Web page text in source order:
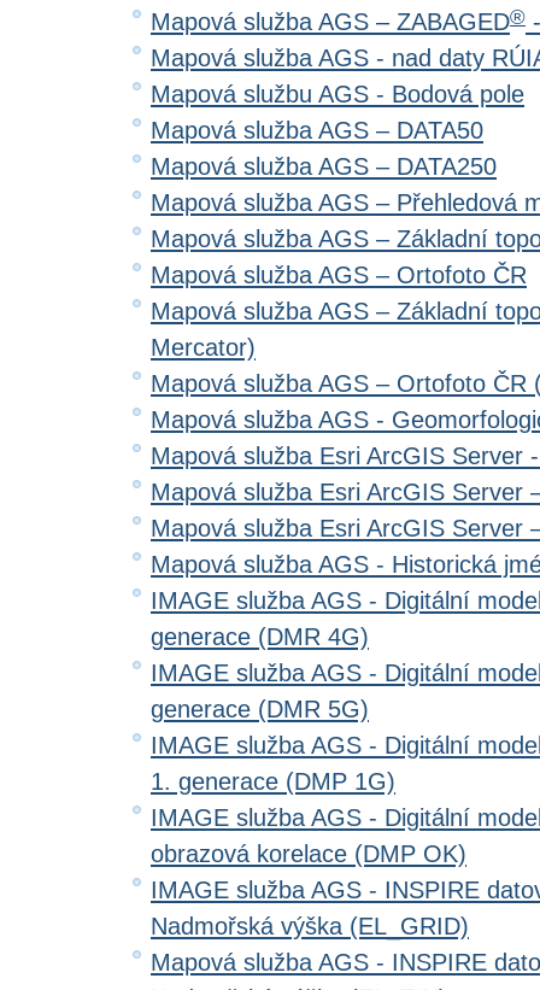
Mapová služba AGS – ZABAGED®
Mapová služba AGS - nad daty
Mapová službu AGS - Bodová pole
Mapová služba AGS – DATA50
Mapová služba AGS – DATA250
Mapová služba AGS – Přehledová
Mapová služba AGS – Základní
Mapová služba AGS – Ortofoto ČR
Mapová služba AGS – Základní
Mercator)
Mapová služba AGS – Ortofoto ČR
Mapová služba AGS -
Mapová služba Esri ArcGIS Server
Mapová služba Esri ArcGIS Server
Mapová služba Esri ArcGIS Server
Mapová služba AGS - Historická
IMAGE služba AGS - Digitální
generace (DMR 4G)
IMAGE služba AGS - Digitální
generace (DMR 5G)
IMAGE služba AGS - Digitální
1. generace (DMP 1G)
IMAGE služba AGS - Digitální
obrazová korelace (DMP OK)
IMAGE služba AGS - INSPIRE
Nadmořská výška (EL_GRID)
Mapová služba AGS - INSPIRE